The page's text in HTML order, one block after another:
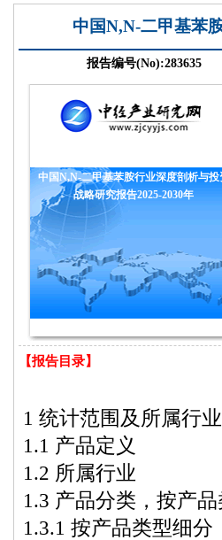
中国N,N-二甲基苯
报告编号(No):283635
中国N,N-二甲基苯胺行业深度剖析与投
战略研究报告2025-2030年
【报告目录】
1 统计范围及所属行业
1.1 产品定义
1.2 所属行业
1.3 产品分类，按产品
1.3.1 按产品类型细